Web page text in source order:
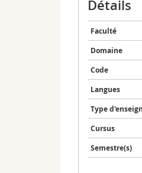
Détails
Faculté
Domaine
Code
Langues
Type
Cursus
Semestre(s)